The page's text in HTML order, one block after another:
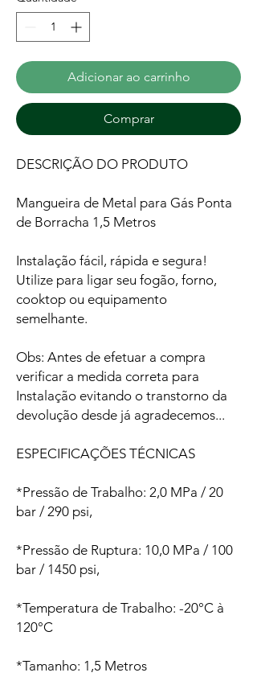
Adicionar ao carrinho
Comprar
DESCRIÇÃO DO PRODUTO
Mangueira de Metal para Gás Ponta
de Borracha 1,5 Metros
Instalação fácil, rápida e segura!
Utilize para ligar seu fogão, forno,
cooktop ou equipamento
semelhante.
Obs: Antes de efetuar a compra
verificar a medida correta para
Instalação evitando o transtorno da
devolução desde já agradecemos...
ESPECIFICAÇÕES TÉCNICAS
*Pressão de Trabalho: 2,0 MPa / 20
bar / 290 psi,
*Pressão de Ruptura: 10,0 MPa / 100
bar / 1450 psi,
*Temperatura de Trabalho: -20°C à
120°C
*Tamanho: 1,5 Metros